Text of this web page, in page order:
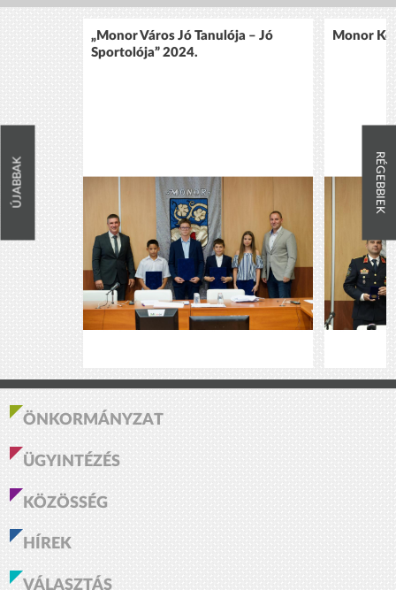
ÚJABBAK
„Monor Város Jó Tanulója – Jó
Sportolója” 2024.
Monor
RÉGEBBIEK
ÖNKORMÁNYZAT
ÜGYINTÉZÉS
KÖZÖSSÉG
HÍREK
VÁLASZTÁS